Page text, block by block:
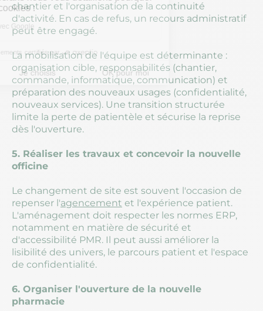
chantier et l'organisation de la continuité
d'activité. En cas de refus, un recours administratif
peut être engagé.
La mobilisation de l'équipe est déterminante :
organisation cible, responsabilités (chantier,
commande, informatique, communication) et
préparation des nouveaux usages (confidentialité,
nouveaux services). Une transition structurée
limite la perte de patientèle et sécurise la reprise
dès l'ouverture.
5. Réaliser les travaux et concevoir la nouvelle
officine
Le changement de site est souvent l'occasion de
repenser l'agencement et l'expérience patient.
L'aménagement doit respecter les normes ERP,
notamment en matière de sécurité et
d'accessibilité PMR. Il peut aussi améliorer la
lisibilité des univers, le parcours patient et l'espace
de confidentialité.
6. Organiser l'ouverture de la nouvelle
pharmacie